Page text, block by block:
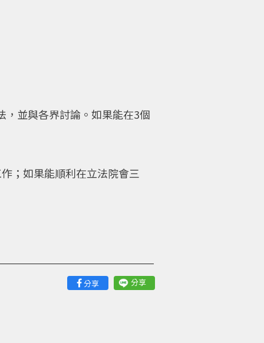
並與各界討論。如果能在3個
；如果能順利在立法院會三
分享 分享